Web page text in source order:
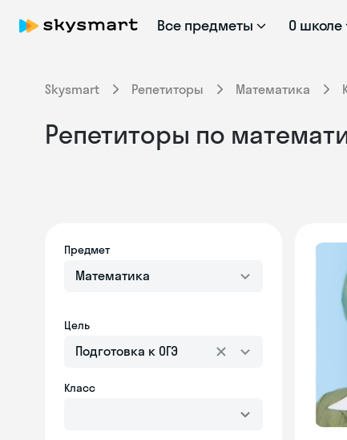
Все предметы О школе
Skysmart Репетиторы Математика
Репетиторы по
Предмет
Математика
Цель
Подготовка к ОГЭ
Класс